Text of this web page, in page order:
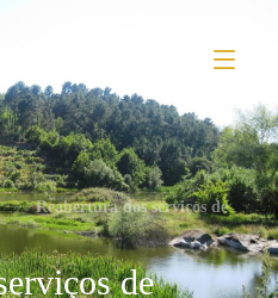
Reabertura dos serviços de
de